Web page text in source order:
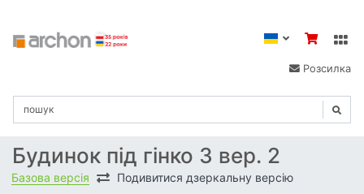
Розсилка
Будинок під гінко 3 вер. 2
Базова версія Подивитися дзеркальну версію